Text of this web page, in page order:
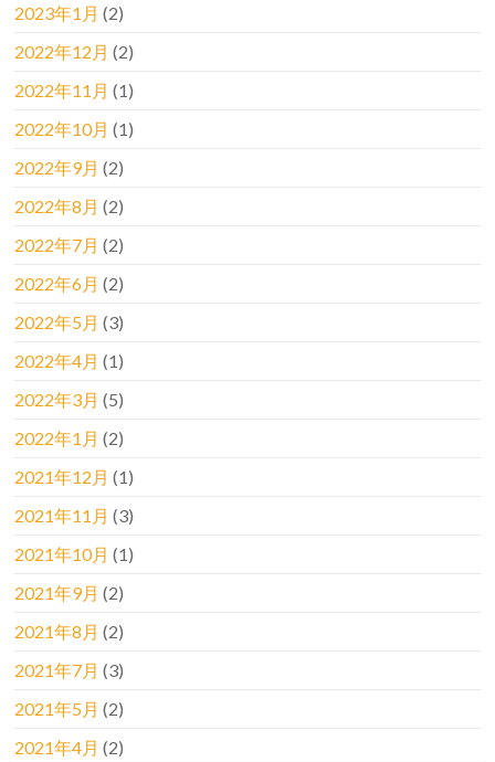
2023年1月 (2)
2022年12月 (2)
2022年11月 (1)
2022年10月 (1)
2022年9月 (2)
2022年8月 (2)
2022年7月 (2)
2022年6月 (2)
2022年5月 (3)
2022年4月 (1)
2022年3月 (5)
2022年1月 (2)
2021年12月 (1)
2021年11月 (3)
2021年10月 (1)
2021年9月 (2)
2021年8月 (2)
2021年7月 (3)
2021年5月 (2)
2021年4月 (2)